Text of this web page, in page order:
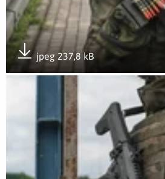
jpeg 237,8 kB
Pobierz załącznik
Otwórz załącznik Ognista Burza 26 9